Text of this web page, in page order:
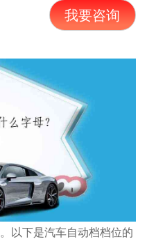
我要咨询
以下是汽车自动档档位的